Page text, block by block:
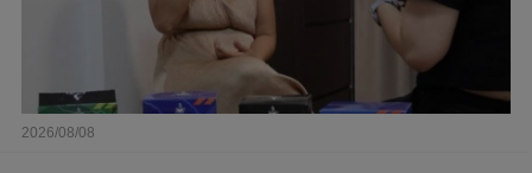
2026/08/08